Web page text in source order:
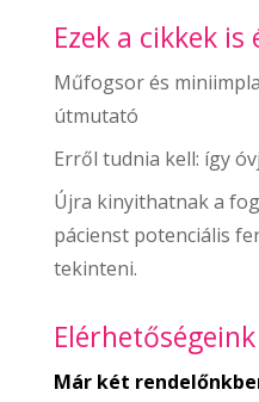
Ezek a cikkek
Műfogsor és
útmutató
Erről tudnia kell: így
Újra kinyithatnak a
pácienst potenciális
tekinteni.
Elérhetőségeink
Már két